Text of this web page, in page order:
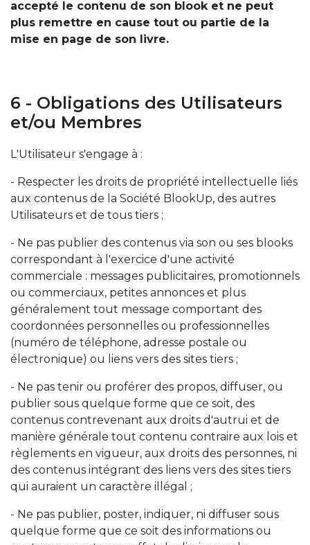
accepté le contenu de son blook et ne peut
plus remettre en cause tout ou partie de la
mise en page de son livre.
6 - Obligations des Utilisateurs
et/ou Membres
L'Utilisateur s'engage à :
- Respecter les droits de propriété intellectuelle liés
aux contenus de la Société BlookUp, des autres
Utilisateurs et de tous tiers ;
- Ne pas publier des contenus via son ou ses blooks
correspondant à l'exercice d'une activité
commerciale : messages publicitaires, promotionnels
ou commerciaux, petites annonces et plus
généralement tout message comportant des
coordonnées personnelles ou professionnelles
(numéro de téléphone, adresse postale ou
électronique) ou liens vers des sites tiers ;
- Ne pas tenir ou proférer des propos, diffuser, ou
publier sous quelque forme que ce soit, des
contenus contrevenant aux droits d'autrui et de
manière générale tout contenu contraire aux lois et
règlements en vigueur, aux droits des personnes, ni
des contenus intégrant des liens vers des sites tiers
qui auraient un caractère illégal ;
- Ne pas publier, poster, indiquer, ni diffuser sous
quelque forme que ce soit des informations ou